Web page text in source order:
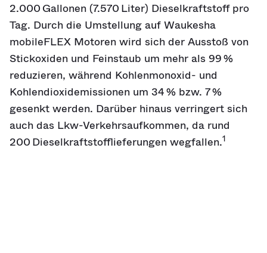
2.000 Gallonen (7.570 Liter) Dieselkraftstoff pro
Tag. Durch die Umstellung auf Waukesha
mobileFLEX Motoren wird sich der Ausstoß von
Stickoxiden und Feinstaub um mehr als 99 %
reduzieren, während Kohlenmonoxid- und
Kohlendioxidemissionen um 34 % bzw. 7 %
gesenkt werden. Darüber hinaus verringert sich
auch das Lkw-Verkehrsaufkommen, da rund
200 Dieselkraftstofflieferungen wegfallen.1